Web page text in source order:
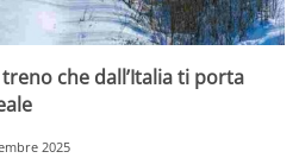
che dall’Italia ti porta
2025